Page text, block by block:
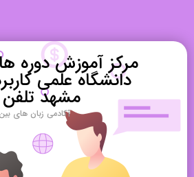
مرکز آموزش دوره
دانشگاه علمی
مشهد تلفن
آکادمی زبان های بین